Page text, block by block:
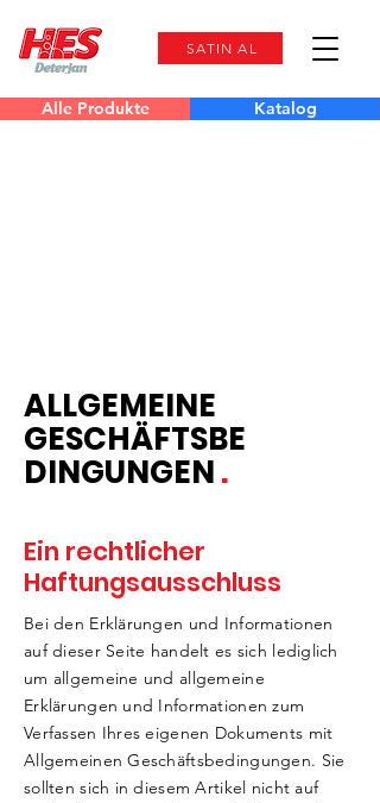
SATIN AL
Alle Produkte Katalog
ALLGEMEINE
GESCHÄFTSBE
DINGUNGEN.
Ein rechtlicher
Haftungsausschluss
Bei den Erklärungen und Informationen
auf dieser Seite handelt es sich lediglich
um allgemeine und allgemeine
Erklärungen und Informationen zum
Verfassen Ihres eigenen Dokuments mit
Allgemeinen Geschäftsbedingungen. Sie
sollten sich in diesem Artikel nicht auf